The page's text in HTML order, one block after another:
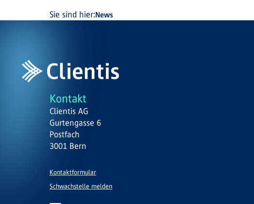
Sie sind hier:News
Kontakt
Clientis AG
Gurtengasse 6
Postfach
3001 Bern
Kontaktformular
Schwachstelle melden